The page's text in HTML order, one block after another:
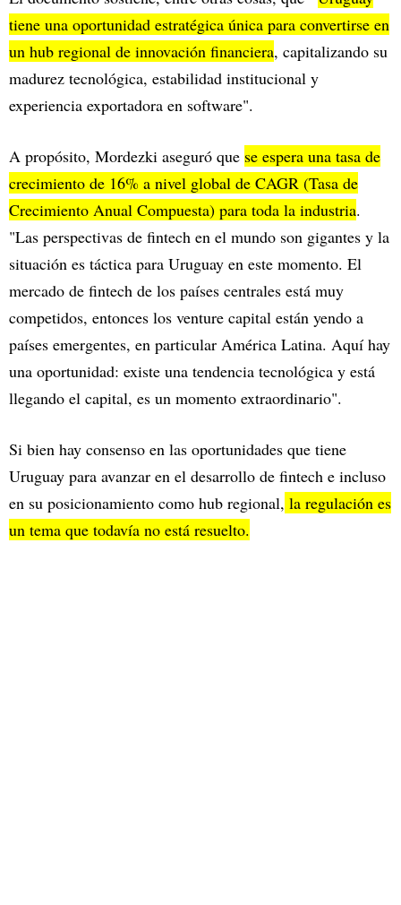
tiene una oportunidad estratégica única para convertirse en
un hub regional de innovación financiera, capitalizando su
madurez tecnológica, estabilidad institucional y
experiencia exportadora en software".
A propósito, Mordezki aseguró que se espera una tasa de
crecimiento de 16% a nivel global de CAGR (Tasa de
Crecimiento Anual Compuesta) para toda la industria.
"Las perspectivas de fintech en el mundo son gigantes y la
situación es táctica para Uruguay en este momento. El
mercado de fintech de los países centrales está muy
competidos, entonces los venture capital están yendo a
países emergentes, en particular América Latina. Aquí hay
una oportunidad: existe una tendencia tecnológica y está
llegando el capital, es un momento extraordinario".
Si bien hay consenso en las oportunidades que tiene
Uruguay para avanzar en el desarrollo de fintech e incluso
en su posicionamiento como hub regional, la regulación es
un tema que todavía no está resuelto.